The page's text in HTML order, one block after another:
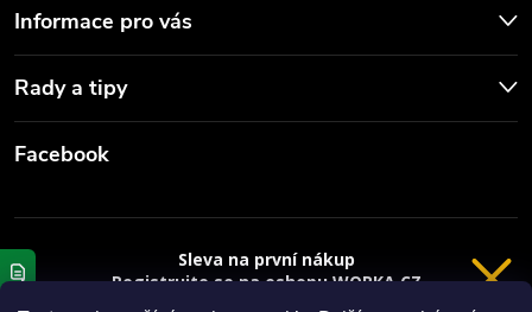
Informace pro vás
Rady a tipy
Facebook
Sleva na první nákup
Registrujte se na eshopu WORKA.CZ
sleva 100 Kč* na nákup je Vaše.